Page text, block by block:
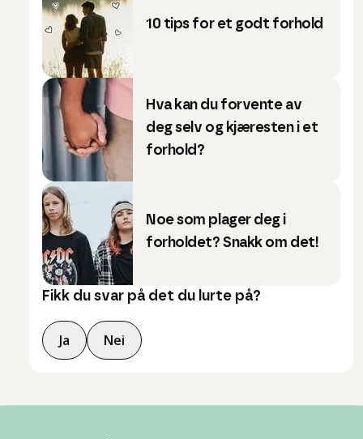
10 tips for et godt forhold
Hva kan du forvente av
deg selv og kjæresten i et
forhold?
Noe som plager deg i
forholdet? Snakk om det!
Fikk du svar på det du lurte på?
Ja Nei